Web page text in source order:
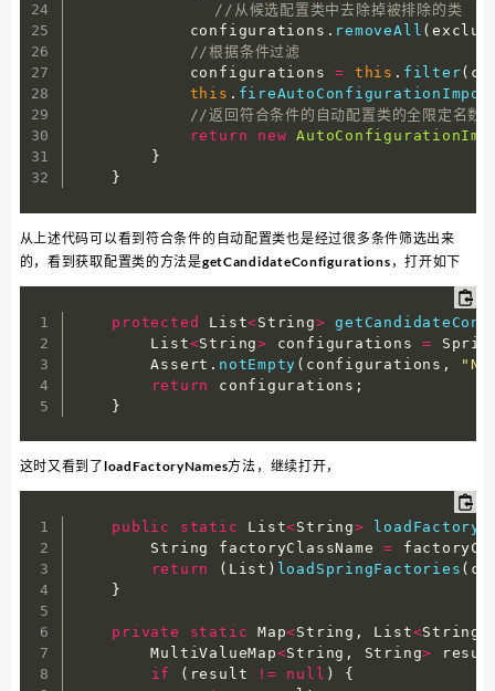
//从候选配置类中去除掉被排除的类
            configurations
. removeAll (
//根据条件过滤
            configurations
= this . filter(
this .
//返回符合条件的自动配置类的全限定名数
return
new
}
}
从上述代码可以看到符合条件的自动配置类也是经过很多条件筛选出来
的，看到获取配置类的方法是getCandidateConfigurations，打开如下
protected List<String>
        List
<String> configurations =
        Assert
. notEmpty ( configurations ,
return
configurations ;
}
这时又看到了loadFactoryNames方法，继续打开，
public static List<String>
        String factoryClassName
=
return
( List ) loadSpringFactories (
}
private static Map<String , List<String
        MultiValueMap
<String , String>
if
( result != null )
{